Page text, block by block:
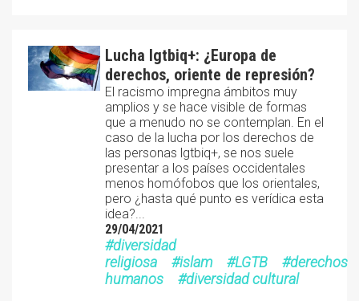
Lucha lgtbiq+: ¿Europa de
derechos, oriente de represión?
El racismo impregna ámbitos muy
amplios y se hace visible de formas
que a menudo no se contemplan. En el
caso de la lucha por los derechos de
las personas lgtbiq+, se nos suele
presentar a los países occidentales
menos homófobos que los orientales,
pero ¿hasta qué punto es verídica esta
idea?...
29/04/2021
diversidad
religiosa
islam LGTB
derechos
humanos
diversidad cultural